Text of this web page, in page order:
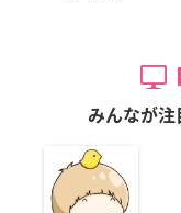
みんなが注